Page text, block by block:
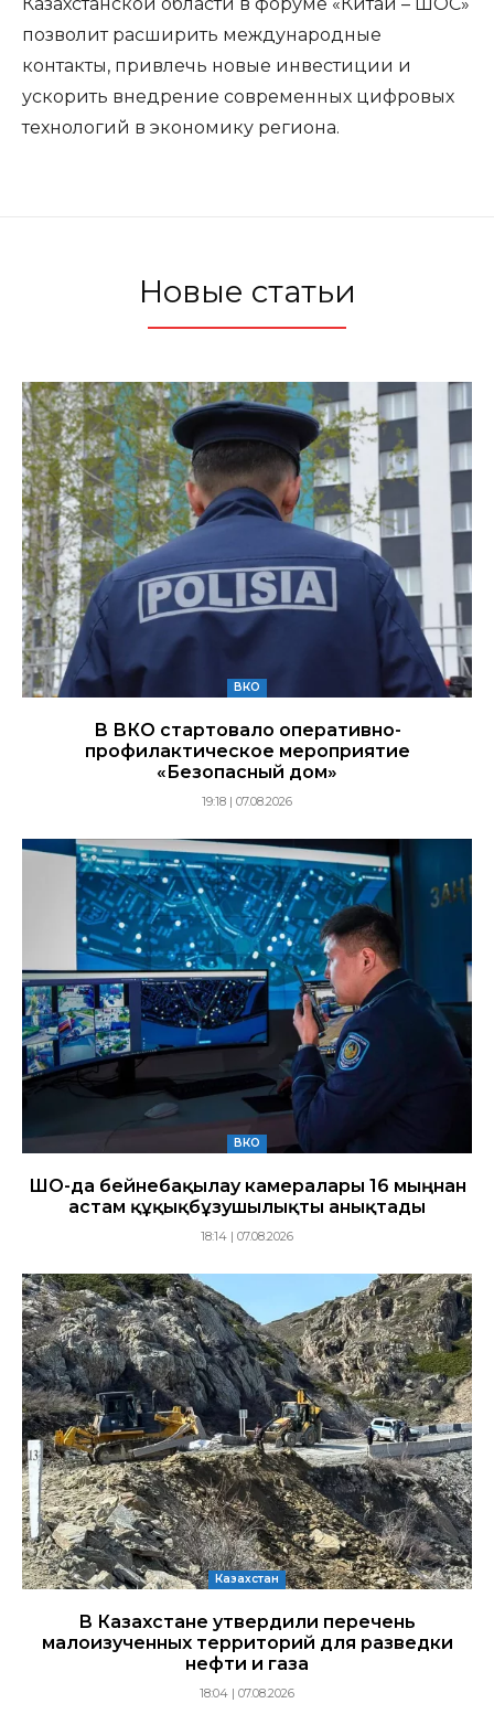
позволит расширить международные
контакты, привлечь новые инвестиции и
ускорить внедрение современных цифровых
технологий в экономику региона.
Новые статьи
ВКО
В ВКО стартовало оперативно-
профилактическое мероприятие
«Безопасный дом»
19:18 | 07.08.2026
ВКО
ШҚО-да бейнебақылау камералары 16 мыңнан
астам құқықбұзушылықты анықтады
18:14 | 07.08.2026
Казахстан
В Казахстане утвердили перечень
малоизученных территорий для разведки
нефти и газа
18:04 | 07.08.2026